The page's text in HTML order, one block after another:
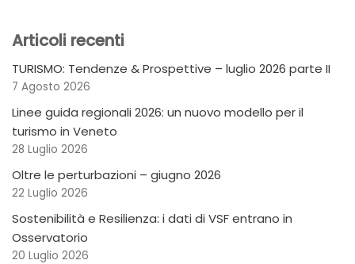
Articoli recenti
TURISMO: Tendenze & Prospettive – luglio 2026 parte II
7 Agosto 2026
Linee guida regionali 2026: un nuovo modello per il
turismo in Veneto
28 Luglio 2026
Oltre le perturbazioni – giugno 2026
22 Luglio 2026
Sostenibilità e Resilienza: i dati di VSF entrano in
Osservatorio
20 Luglio 2026